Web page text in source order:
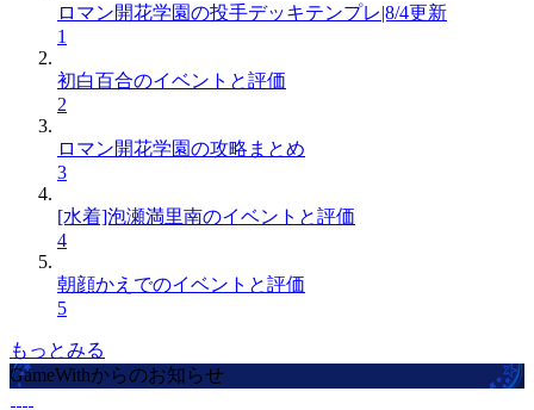
ロマン開花学園の投手デッキテンプレ|8/4更新
1
初白百合のイベントと評価
2
ロマン開花学園の攻略まとめ
3
[水着]泡瀬満里南のイベントと評価
4
朝顔かえでのイベントと評価
5
もっとみる
GameWithからのお知らせ